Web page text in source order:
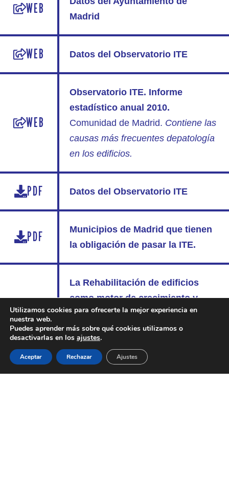
WEB
Madrid
WEB Datos del Observatorio ITE
WEB
Observatorio ITE. Informe
estadístico anual 2010.
Comunidad de Madrid. Contiene las
causas más frecuentes depatología
en los edificios.
PDF Datos del Observatorio ITE
PDF
Municipios de Madrid que tienen
la obligación de pasar la ITE.
PDF
La Rehabilitación de edificios
como motor de crecimiento y
empleo. CEOE, Comisión de
Infraestructuras y
Urbanismo.
Confederación Española de
Organizaciones Empresariales
Utilizamos cookies para ofrecerte la mejor experiencia en
nuestra web.
Puedes aprender más sobre qué cookies utilizamos o
desactivarlas en los ajustes.
Aceptar Rechazar Ajustes